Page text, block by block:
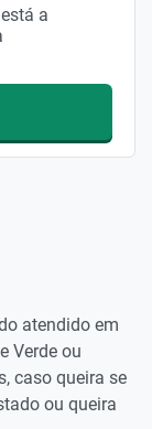
a
atendido em
Verde ou
caso queira se
ou queira